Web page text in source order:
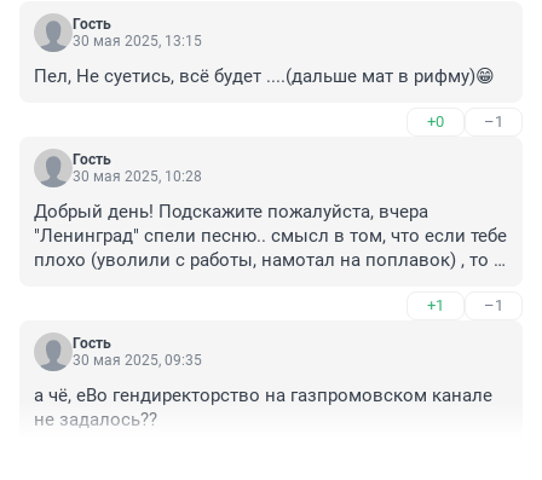
Гость
30 мая 2025, 13:15
Пел, Не суетись, всё будет ....(дальше мат в рифму)😁
+0 –1
Гость
30 мая 2025, 10:28
Добрый день! Подскажите пожалуйста, вчера
"Ленинград" спели песню.. смысл в том, что если тебе
плохо (уволили с работы, намотал на поплавок) , то
+1 –1
Гость
30 мая 2025, 09:35
а чё, еВо гендиректорство на газпромовском канале
не задалось??